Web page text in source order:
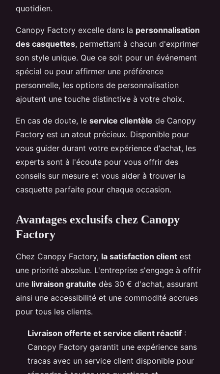
quotidien.
Canopy Factory excelle dans la personnalisation
des casquettes, permettant à chacun d'exprimer
son style unique. Que ce soit pour un événement
spécial ou pour affirmer une préférence
personnelle, les options de personnalisation
ajoutent une touche distinctive à votre choix.
En cas de doute, le service clientèle de Canopy
Factory est un atout précieux. Disponible pour
vous guider durant votre expérience d'achat, les
experts sont à l'écoute pour vous offrir des
conseils sur mesure et vous aider à trouver la
casquette parfaite pour chaque occasion.
Avantages exclusifs chez Canopy
Factory
Chez Canopy Factory, la satisfaction client est
une priorité absolue. L'entreprise s'engage à offrir
une livraison gratuite dès 30 € d'achat, assurant
ainsi une accessibilité et une commodité accrues
pour tous les clients.
Livraison offerte et service client réactif :
Canopy Factory garantit une expérience sans
tracas avec un service client disponible pour